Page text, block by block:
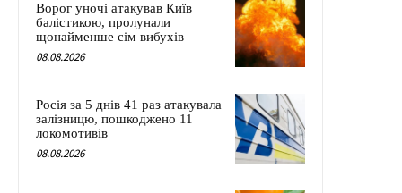
Ворог уночі атакував Київ
балістикою, пролунали
щонайменше сім вибухів
08.08.2026
Росія за 5 днів 41 раз атакувала
залізницю, пошкоджено 11
локомотивів
08.08.2026